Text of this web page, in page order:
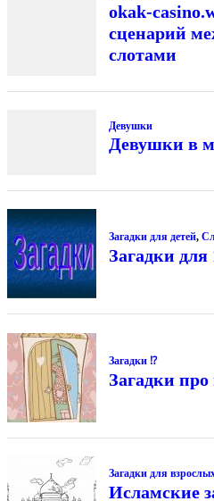
okak-
сценарий
слотами
Девушки
Девушки в
Загадки для детей,
Загадки для
Загадки ⁉
Загадки
Загадки для
Исламские